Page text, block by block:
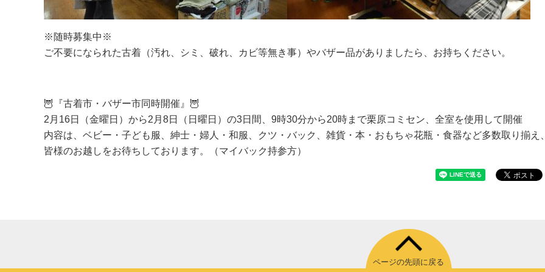
※随時募集中※
ご不要になられた古着（汚れ、シミ、破れ、カビ等無き事）やバザー品がありましたら、お持ちください。
🦉『古着市・バザー市同時開催』🦉
2月16日（金曜日）から2月8日（日曜日）の3日間、9時30分から20時まで栗原コミセン、全室を使用して開催
内容は、ベビー・子ども服、紳士・婦人・和服、クツ・バック、雑貨・本・おもちゃ花瓶・食器など多数取り揃え
皆様のお越しをお待ちしております。（マイバック持参方）
ページの先頭に戻る